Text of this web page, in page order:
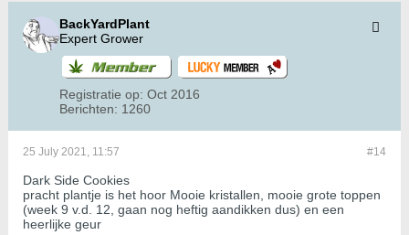
BackYardPlant
Expert Grower
Registratie op: Oct 2016
Berichten: 1260
#14
25 July 2021, 11:57
Dark Side Cookies
pracht plantje is het hoor Mooie kristallen, mooie grote toppen
(week 9 v.d. 12, gaan nog heftig aandikken dus) en een
heerlijke geur